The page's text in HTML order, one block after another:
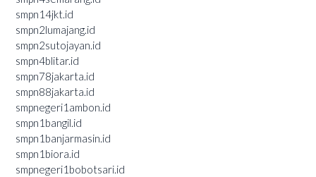
smpn14jkt.id
smpn2lumajang.id
smpn2sutojayan.id
smpn4blitar.id
smpn78jakarta.id
smpn88jakarta.id
smpnegeri1ambon.id
smpn1bangil.id
smpn1banjarmasin.id
smpn1biora.id
smpnegeri1bobotsari.id